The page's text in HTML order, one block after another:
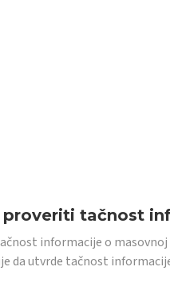
proveriti tačnost
informacije o
da utvrde tačnost